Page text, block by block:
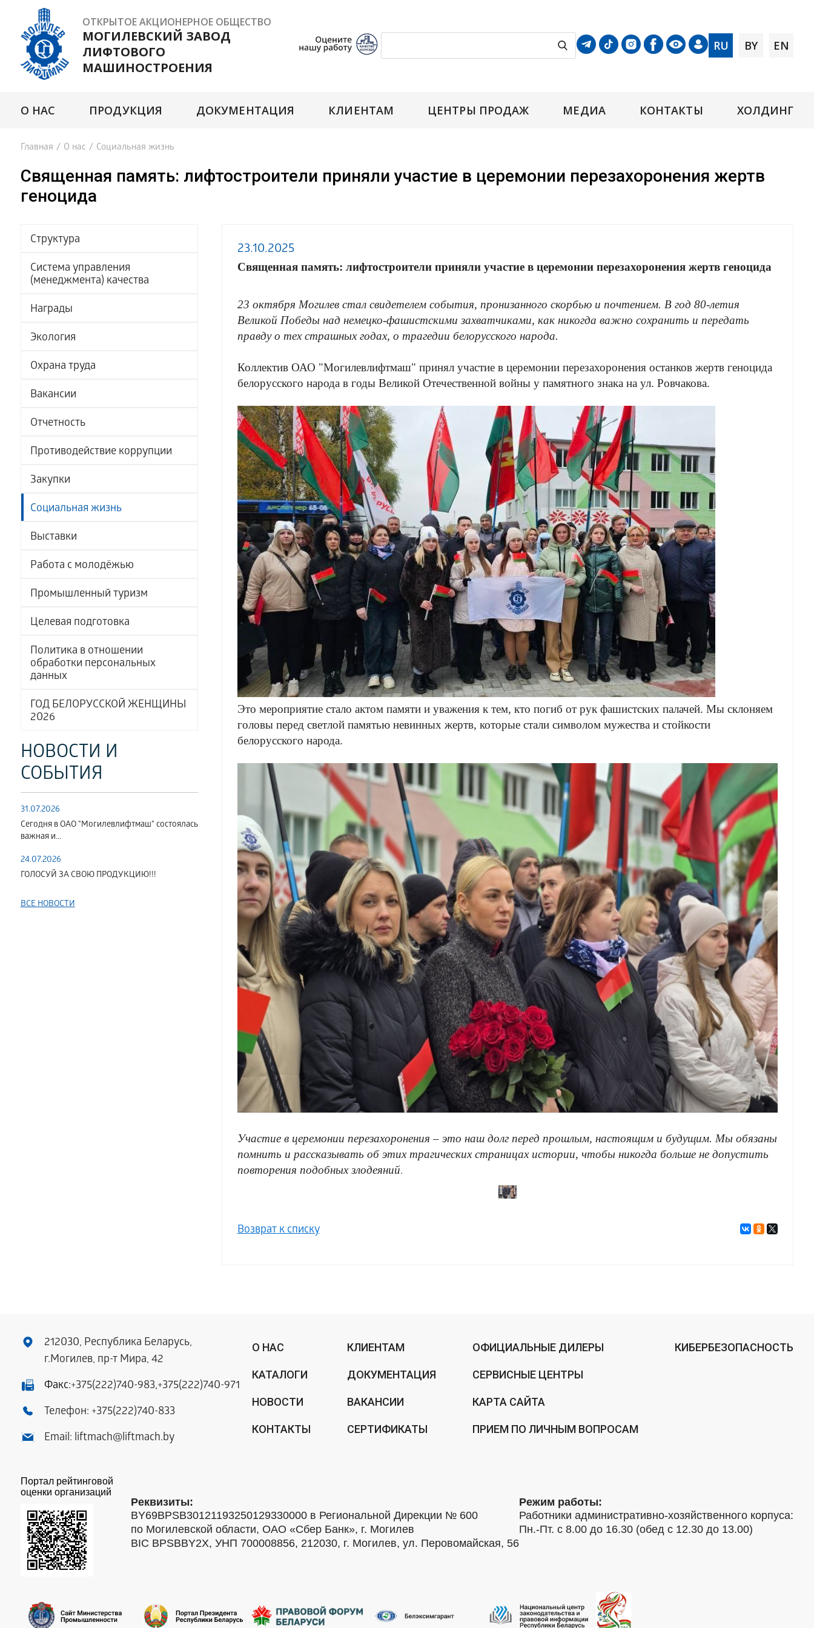
ОТКРЫТОЕ АКЦИОНЕРНОЕ ОБЩЕСТВО
МОГИЛЕВСКИЙ ЗАВОД
ЛИФТОВОГО
МАШИНОСТРОЕНИЯ
RU BY EN
О НАС ПРОДУКЦИЯ ДОКУМЕНТАЦИЯ КЛИЕНТАМ ЦЕНТРЫ ПРОДАЖ МЕДИА КОНТАКТЫ ХОЛДИНГ
Главная / О нас / Социальная жизнь
Священная память: лифтостроители приняли участие в церемонии перезахоронения жертв
геноцида
Структура
Система управления
(менеджмента) качества
Награды
Экология
Охрана труда
Вакансии
Отчетность
Противодействие коррупции
Закупки
Социальная жизнь
Выставки
Работа с молодёжью
Промышленный туризм
Целевая подготовка
Политика в отношении
обработки персональных
данных
ГОД БЕЛОРУССКОЙ ЖЕНЩИНЫ
2026
НОВОСТИ И
СОБЫТИЯ
31.07.2026
Сегодня в ОАО "Могилевлифтмаш" состоялась
важная и...
24.07.2026
ГОЛОСУЙ ЗА СВОЮ ПРОДУКЦИЮ!!!
ВСЕ НОВОСТИ
23.10.2025
Священная память: лифтостроители приняли участие в церемонии перезахоронения жертв геноцида
23 октября Могилев стал свидетелем события, пронизанного скорбью и почтением. В год 80-летия
Великой Победы над немецко-фашистскими захватчиками, как никогда важно сохранить и передать
правду о тех страшных годах, о трагедии белорусского народа.
Коллектив ОАО "Могилевлифтмаш" принял участие в церемонии перезахоронения останков жертв геноцида
белорусского народа вгоды Великой Отечественной войны у памятного знака на ул. Ровчакова.
Это мероприятие стало актом памяти и уважения к тем, кто погиб от рук фашистских палачей. Мы склоняем
головы перед светлой памятью невинных жертв, которые стали символом мужества и стойкости
белорусского народа.
Участие в церемонии перезахоронения – это наш долг перед прошлым, настоящим и будущим. Мы обязаны
помнить и рассказывать об этих трагических страницах истории, чтобы никогда больше не допустить
повторения подобных злодеяний.
Возврат к списку
212030, Республика Беларусь,
г.Могилев, пр-т Мира, 42
Факс:+375(222)740-983,+375(222)740-971
Телефон: +375(222)740-833
Email: liftmach@liftmach.by
О НАС
КАТАЛОГИ
НОВОСТИ
КОНТАКТЫ
КЛИЕНТАМ
ДОКУМЕНТАЦИЯ
ВАКАНСИИ
СЕРТИФИКАТЫ
ОФИЦИАЛЬНЫЕ ДИЛЕРЫ
СЕРВИСНЫЕ ЦЕНТРЫ
КАРТА САЙТА
ПРИЕМ ПО ЛИЧНЫМ ВОПРОСАМ
КИБЕРБЕЗОПАСНОСТЬ
Портал рейтинговой
оценки организаций
Реквизиты:
BY69BPSB30121193250129330000 в Региональной Дирекции № 600
по Могилевской области, ОАО «Сбер Банк», г. Могилев
BIC BPSBBY2X, УНП 700008856, 212030, г. Могилев, ул. Перовомайская, 56
Режим работы:
Работники административно-хозяйственного корпуса:
Пн.-Пт. с 8.00 до 16.30 (обед с 12.30 до 13.00)